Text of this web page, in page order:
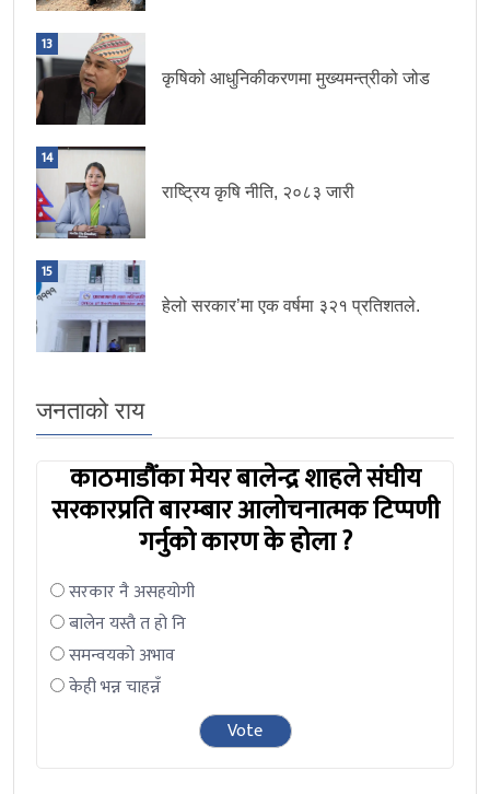
13
कृषिको आधुनिकीकरणमा मुख्यमन्त्रीको जोड
14
राष्ट्रिय कृषि नीति, २०८३ जारी
15
हेलो सरकार’मा एक वर्षमा ३२१ प्रतिशतले.
जनताको राय
काठमाडौंका मेयर बालेन्द्र शाहले संघीय
सरकारप्रति बारम्बार आलोचनात्मक टिप्पणी
गर्नुको कारण के होला ?
सरकार नै असहयोगी
बालेन यस्तै त हो नि
समन्वयको अभाव
केही भन्न चाहन्नँ